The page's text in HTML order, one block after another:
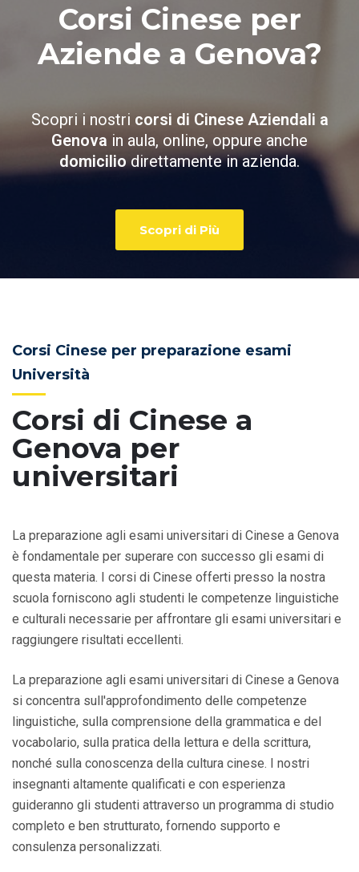
Corsi Cinese per
Aziende a Genova?
Scopri i nostri corsi di Cinese Aziendali a
Genova in aula, online, oppure anche
domiciliodirettamente in azienda.
Scopri di Più
Corsi di Cinese a
Genova per
universitari
Corsi Cinese per preparazione esami
Università
La preparazione agli esami universitari di Cinese a Genova
è fondamentale per superare con successo gli esami di
questa materia. I corsi di Cinese offerti presso la nostra
scuola forniscono agli studenti le competenze linguistiche
e culturali necessarie per affrontare gli esami universitari e
raggiungere risultati eccellenti.
La preparazione agli esami universitari di Cinese a Genova
si concentra sull'approfondimento delle competenze
linguistiche, sulla comprensione della grammatica e del
vocabolario, sulla pratica della lettura e della scrittura,
nonché sulla conoscenza della cultura cinese. I nostri
insegnanti altamente qualificati e con esperienza
guideranno gli studenti attraverso un programma di studio
completo e ben strutturato, fornendo supporto e
consulenza personalizzati.